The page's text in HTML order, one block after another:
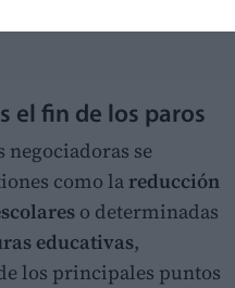
el fin de los paros
negociadoras se
como lareducción
o determinadas
educativas,
los principales puntos